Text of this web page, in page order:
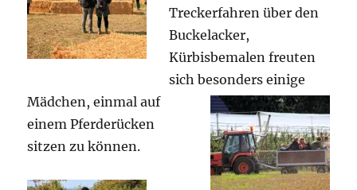
Treckerfahren über den
Buckelacker,
Kürbisbemalen freuten
sich besonders einige
Mädchen, einmal auf
einem Pferderücken
sitzen zu können.